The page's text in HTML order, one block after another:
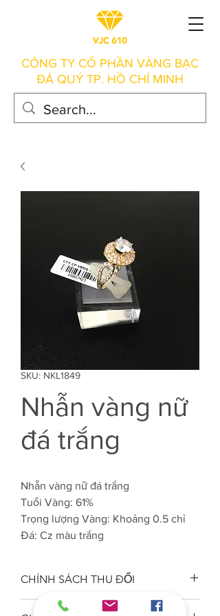
CÔNG TY CỔ PHẦN VÀNG BẠC
ĐÁ QUÝ TP. HỒ CHÍ MINH
SKU: NKL1849
Nhẫn vàng nữ
đá trắng
Nhẫn vàng nữ đá trắng
Tuổi Vàng: 61%
Trọng lượng Vàng: Khoảng 0.5 chỉ
Đá: Cz màu trắng
CHÍNH SÁCH THU ĐỔI
Công ty VJC 610 đảm bảo chất